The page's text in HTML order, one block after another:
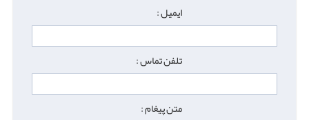
ایمیل :
تلفن تماس :
متن پیغام :